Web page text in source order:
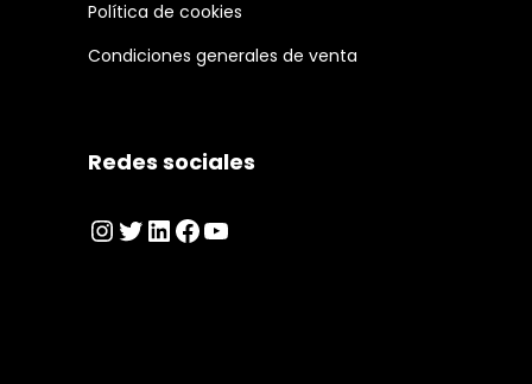
Política de cookies
Condiciones generales de venta
Redes sociales
Instagram
Twitter
LinkedIn
Facebook
YouTube